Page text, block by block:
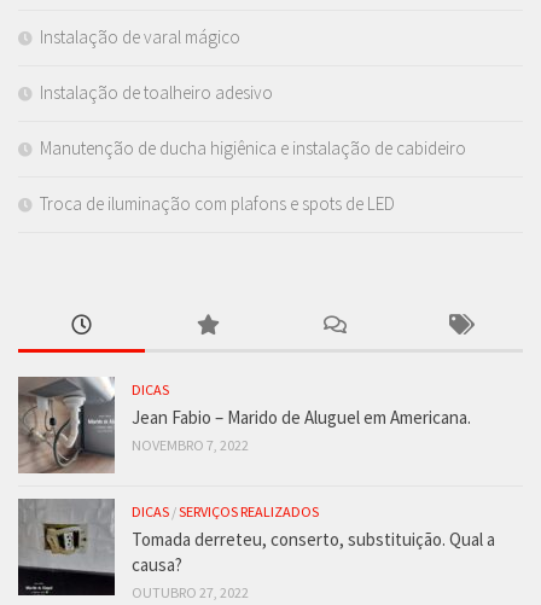
Instalação de varal mágico
Instalação de toalheiro adesivo
Manutenção de ducha higiênica e instalação de cabideiro
Troca de iluminação com plafons e spots de LED
DICAS
Jean Fabio – Marido de Aluguel em Americana.
NOVEMBRO 7, 2022
DICAS /SERVIÇOS REALIZADOS
Tomada derreteu, conserto, substituição. Qual a
causa?
OUTUBRO 27, 2022